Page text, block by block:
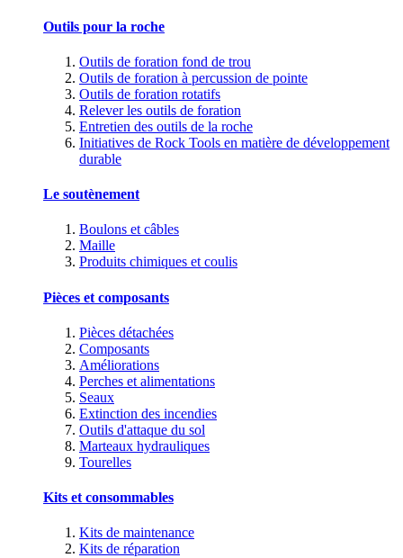
Outils pour la roche
Outils de foration fond de trou
Outils de foration à percussion de pointe
Outils de foration rotatifs
Relever les outils de foration
Entretien des outils de la roche
Initiatives de Rock Tools en matière de développement
durable
Le soutènement
Boulons et câbles
Maille
Produits chimiques et coulis
Pièces et composants
Pièces détachées
Composants
Améliorations
Perches et alimentations
Seaux
Extinction des incendies
Outils d'attaque du sol
Marteaux hydrauliques
Tourelles
Kits et consommables
Kits de maintenance
Kits de réparation